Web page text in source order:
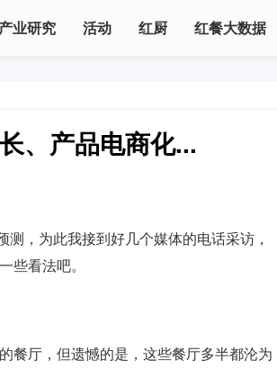
产业研究 活动 红厨 红餐大数据
、产品电商化...
，为此我接到好几个媒体的电话采访，
看法吧。
餐厅，但遗憾的是，这些餐厅多半都沦为